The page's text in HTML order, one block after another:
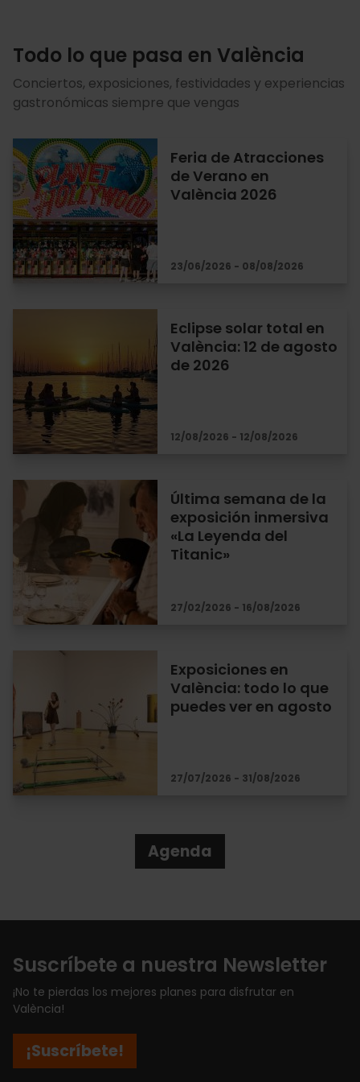
Todo lo que pasa en València
Conciertos, exposiciones, festividades y experiencias
gastronómicas siempre que vengas
Feria de Atracciones
de Verano en
València 2026
23/06/2026 - 08/08/2026
Eclipse solar total en
València: 12 de agosto
de 2026
12/08/2026 - 12/08/2026
Última semana de la
exposición inmersiva
«La Leyenda del
Titanic»
27/02/2026 - 16/08/2026
Exposiciones en
València: todo lo que
puedes ver en agosto
27/07/2026 - 31/08/2026
Agenda
Suscríbete a nuestra Newsletter
¡No te pierdas los mejores planes para disfrutar en
València!
¡Suscríbete!